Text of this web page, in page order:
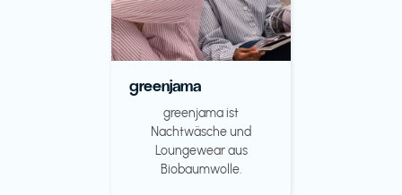
greenjama
greenjama ist
Nachtwäsche und
Loungewear aus
Biobaumwolle.